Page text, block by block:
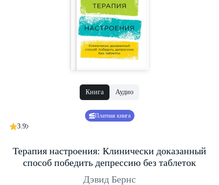
Книга Аудио
Платная книга
3.9
Терапия настроения: Клинически доказанный
способ победить депрессию без таблеток
Дэвид Бернс